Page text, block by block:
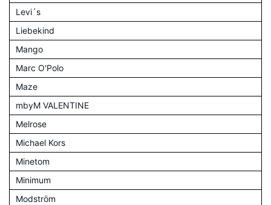
Levi´s
Liebekind
Mango
Marc O'Polo
Maze
mbyM VALENTINE
Melrose
Michael Kors
Minetom
Minimum
Modström